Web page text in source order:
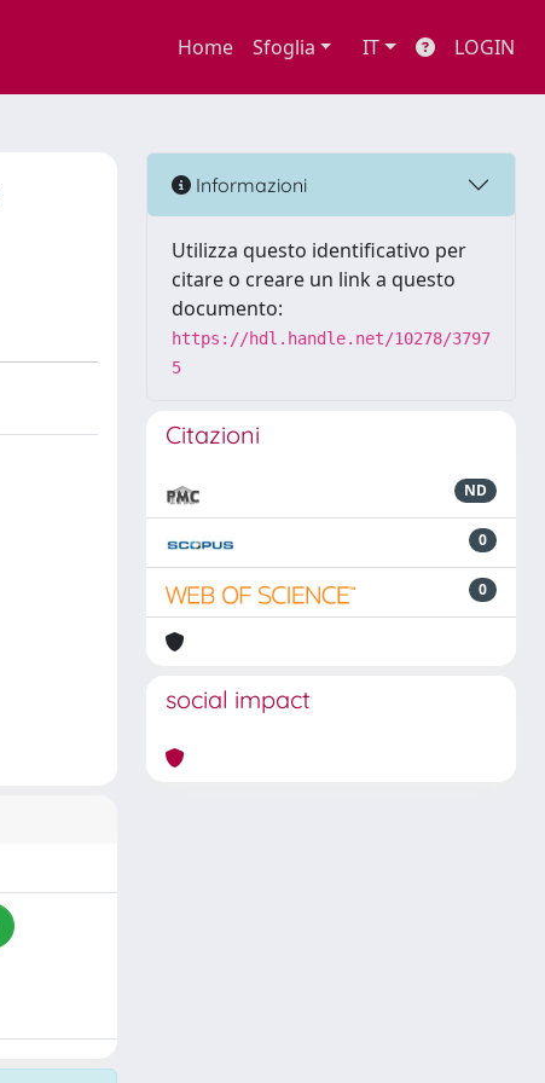
Home Sfoglia IT LOGIN
Informazioni
Utilizza questo identificativo per
citare o creare un link a questo
documento:
https://hdl.handle.net/10278/3797
5
Citazioni
ND
0
0
social impact